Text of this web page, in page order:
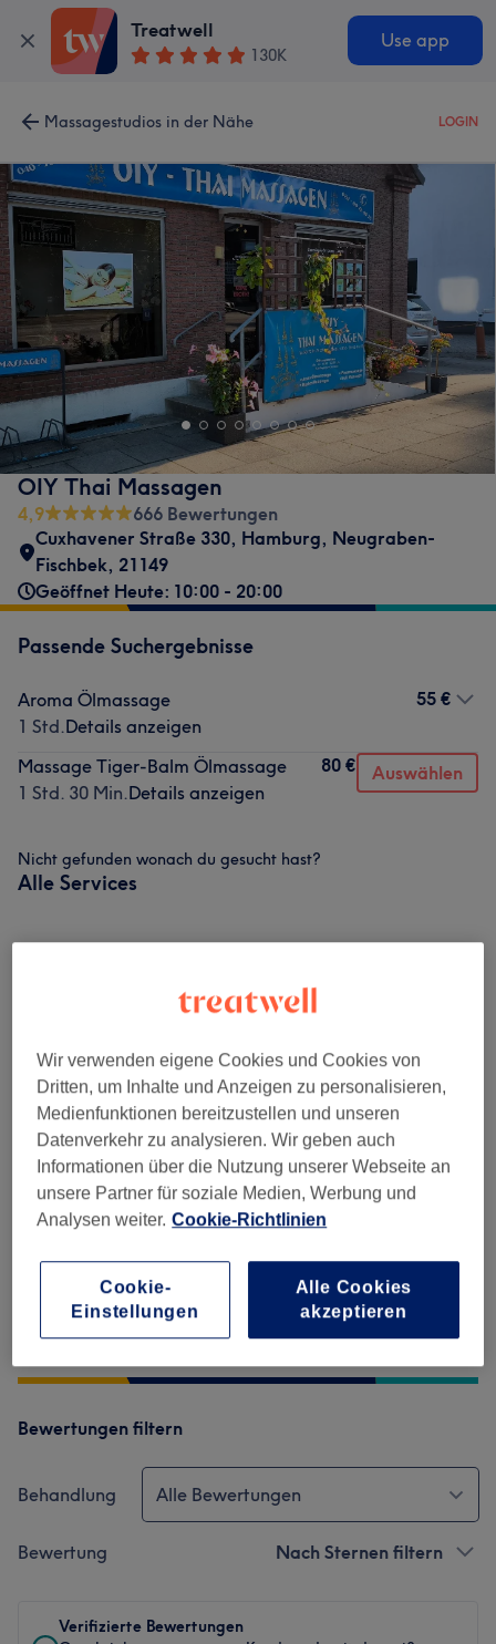
Treatwell
130K
Use app
Massagestudios in der Nähe LOGIN
OIY Thai Massagen
4,9
666 Bewertungen
Cuxhavener Straße 330, Hamburg, Neugraben-
Fischbek, 21149
Geöffnet Heute: 10:00 - 20:00
Passende Suchergebnisse
Aroma Ölmassage
1 Std.Details anzeigen
55 €
Massage Tiger-Balm Ölmassage
1 Std. 30 Min.Details anzeigen
80 € Auswählen
Nicht gefunden wonach du gesucht hast?
Alle Services
4,9 666 Bewertungen
Ambiente
Service
Bewertungen filtern
Behandlung Alle Bewertungen
Bewertung Nach Sternen filtern
Verifizierte Bewertungen
Wir verwenden eigene Cookies und Cookies von
Dritten, um Inhalte und Anzeigen zu personalisieren,
Medienfunktionen bereitzustellen und unseren
Datenverkehr zu analysieren. Wir geben auch
Informationen über die Nutzung unserer Webseite an
unsere Partner für soziale Medien, Werbung und
Analysen weiter. Cookie-Richtlinien
Cookie-
Einstellungen
Alle Cookies
akzeptieren